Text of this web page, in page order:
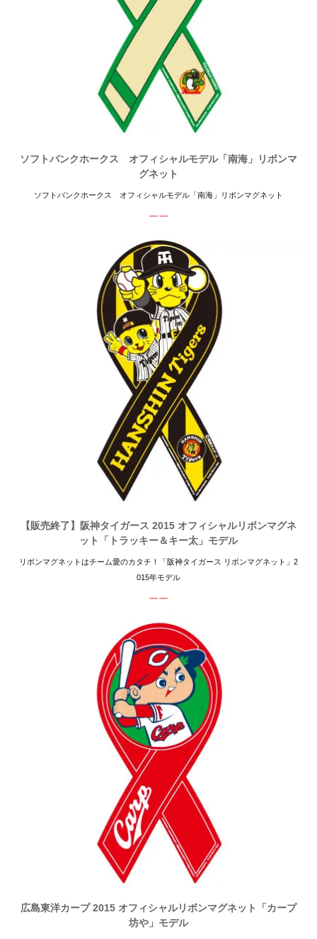
ソフトバンクホークス オフィシャルモデル「南海」リボンマ
グネット
ソフトバンクホークス オフィシャルモデル「南海」リボンマグネット
ーー
【販売終了】阪神タイガース 2015 オフィシャルリボンマグネ
ット「トラッキー＆キー太」モデル
リボンマグネットはチーム愛のカタチ！「阪神タイガース リボンマグネット」2
015年モデル
ーー
広島東洋カープ 2015 オフィシャルリボンマグネット「カープ
坊や」モデル